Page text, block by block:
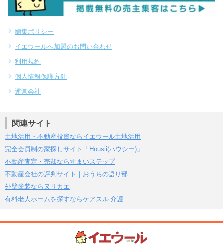
編集ポリシー
イエウールへ加盟のお問い合わせ
利用規約
個人情報保護方針
運営会社
関連サイト
土地活用・不動産投資ならイエウール土地活用
完全会員制の家探しサイト「Housii(ハウシー)」
不動産査定・売却ならすまいステップ
不動産会社の評判サイト｜おうちの語り部
外壁塗装ならヌリカエ
有料老人ホームを探すならケアスル 介護